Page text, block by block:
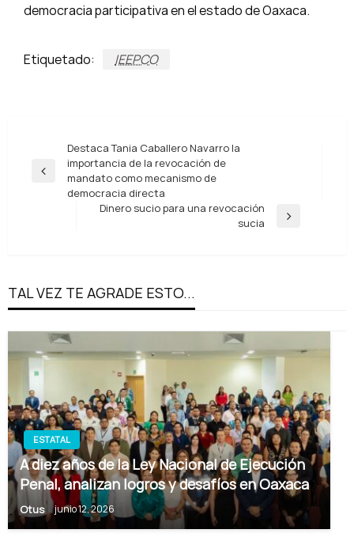
democracia participativa en el estado de Oaxaca.
Etiquetado: IEEPCO
Navegación
de
entradas
Entrada
anterior
Destaca Tania Caballero Navarro la
importancia de la revocación de
mandato como mecanismo de
democracia directa
Dinero sucio para una revocación
sucia
TAL VEZ TE AGRADE ESTO...
ESTATAL
A diez años de la Ley Nacional de Ejecución
Penal, analizan logros y desafíos en Oaxaca
Otus junio 12, 2026